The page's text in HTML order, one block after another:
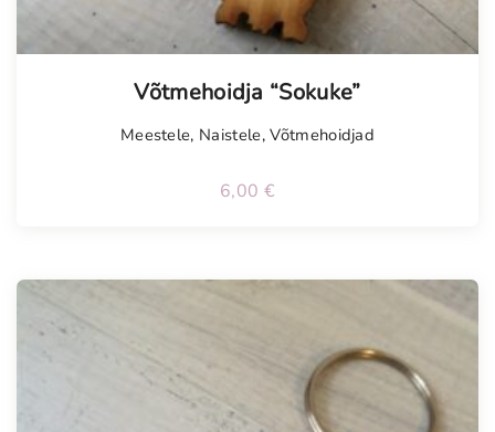
Võtmehoidja “Sokuke”
Meestele, Naistele,Võtmehoidjad
6,00 €